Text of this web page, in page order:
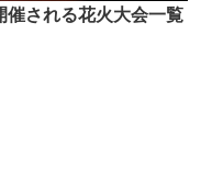
される花火大会一覧